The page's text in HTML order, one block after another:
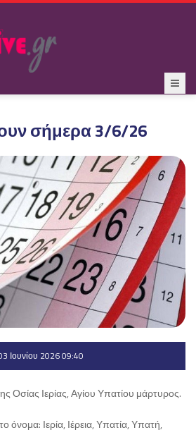
σήμερα 3/6/26
Ιουνίου 2026 09:40
Οσίας Ιερίας, Αγίου Υπατίου μάρτυρος.
όνομα: Ιερία, Ιέρεια, Υπατία, Υπατή,